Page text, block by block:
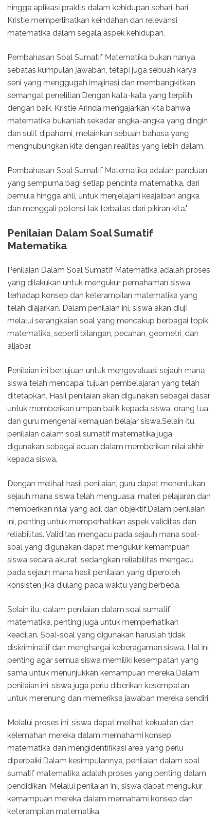
hingga aplikasi praktis dalam kehidupan sehari-hari,
Kristie memperlihatkan keindahan dan relevansi
matematika dalam segala aspek kehidupan.
Pembahasan Soal Sumatif Matematika bukan hanya
sebatas kumpulan jawaban, tetapi juga sebuah karya
seni yang menggugah imajinasi dan membangkitkan
semangat penelitian.Dengan kata-kata yang terpilih
dengan baik, Kristie Arinda mengajarkan kita bahwa
matematika bukanlah sekadar angka-angka yang dingin
dan sulit dipahami, melainkan sebuah bahasa yang
menghubungkan kita dengan realitas yang lebih dalam.
Pembahasan Soal Sumatif Matematika adalah panduan
yang sempurna bagi setiap pencinta matematika, dari
pemula hingga ahli, untuk menjelajahi keajaiban angka
dan menggali potensi tak terbatas dari pikiran kita."
Penilaian Dalam Soal Sumatif
Matematika
Penilaian Dalam Soal Sumatif Matematika adalah proses
yang dilakukan untuk mengukur pemahaman siswa
terhadap konsep dan keterampilan matematika yang
telah diajarkan. Dalam penilaian ini, siswa akan diuji
melalui serangkaian soal yang mencakup berbagai topik
matematika, seperti bilangan, pecahan, geometri, dan
aljabar.
Penilaian ini bertujuan untuk mengevaluasi sejauh mana
siswa telah mencapai tujuan pembelajaran yang telah
ditetapkan. Hasil penilaian akan digunakan sebagai dasar
untuk memberikan umpan balik kepada siswa, orang tua,
dan guru mengenai kemajuan belajar siswa.Selain itu,
penilaian dalam soal sumatif matematika juga
digunakan sebagai acuan dalam memberikan nilai akhir
kepada siswa.
Dengan melihat hasil penilaian, guru dapat menentukan
sejauh mana siswa telah menguasai materi pelajaran dan
memberikan nilai yang adil dan objektif.Dalam penilaian
ini, penting untuk memperhatikan aspek validitas dan
reliabilitas. Validitas mengacu pada sejauh mana soal-
soal yang digunakan dapat mengukur kemampuan
siswa secara akurat, sedangkan reliabilitas mengacu
pada sejauh mana hasil penilaian yang diperoleh
konsisten jika diulang pada waktu yang berbeda.
Selain itu, dalam penilaian dalam soal sumatif
matematika, penting juga untuk memperhatikan
keadilan. Soal-soal yang digunakan haruslah tidak
diskriminatif dan menghargai keberagaman siswa. Hal ini
penting agar semua siswa memiliki kesempatan yang
sama untuk menunjukkan kemampuan mereka.Dalam
penilaian ini, siswa juga perlu diberikan kesempatan
untuk merenung dan memeriksa jawaban mereka sendiri.
Melalui proses ini, siswa dapat melihat kekuatan dan
kelemahan mereka dalam memahami konsep
matematika dan mengidentifikasi area yang perlu
diperbaiki.Dalam kesimpulannya, penilaian dalam soal
sumatif matematika adalah proses yang penting dalam
pendidikan. Melalui penilaian ini, siswa dapat mengukur
kemampuan mereka dalam memahami konsep dan
keterampilan matematika.